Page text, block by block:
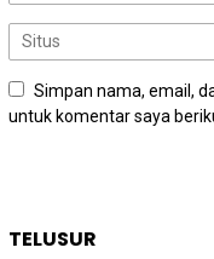
Simpan nama, email,
untuk komentar saya
TELUSUR